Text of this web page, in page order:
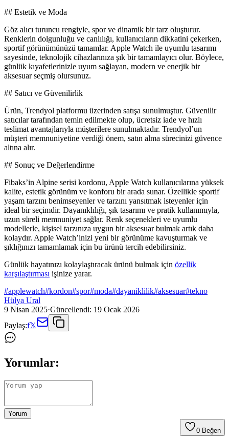
## Estetik ve Moda
Göz alıcı turuncu rengiyle, spor ve dinamik bir tarz oluşturur.
Renklerin dolgunluğu ve canlılığı, kullanıcıların dikkatini çekerken,
sportif görünümünüzü tamamlar. Apple Watch ile uyumlu tasarımı
sayesinde, teknolojik cihazlarınıza şık bir tamamlayıcı olur. Böylece,
günlük kıyafetlerinizle uyum sağlayan, modern ve enerjik bir
aksesuar seçmiş olursunuz.
## Satıcı ve Güvenilirlik
Ürün, Trendyol platformu üzerinden satışa sunulmuştur. Güvenilir
satıcılar tarafından temin edilmekte olup, ücretsiz iade ve hızlı
teslimat avantajlarıyla müşterilere sunulmaktadır. Trendyol’un
müşteri memnuniyetine verdiği önem, satın alma sürecinizi güvence
altına alır.
## Sonuç ve Değerlendirme
Fibaks’in Alpine serisi kordonu, Apple Watch kullanıcılarına yüksek
kalite, estetik görünüm ve konforu bir arada sunar. Özellikle sportif
yaşam tarzını benimseyenler ve tarzını yansıtmak isteyenler için
ideal bir seçimdir. Dayanıklılığı, şık tasarımı ve pratik kullanımıyla,
uzun süreli memnuniyet sağlar. Renk seçenekleri ve uyumlu
modellerle, kişisel tarzınıza uygun bir aksesuar bulmak artık daha
kolaydır. Apple Watch’inizi yeni bir görünüme kavuşturmak ve
şıklığınızı tamamlamak için bu ürünü tercih edebilirsiniz.
Günlük hayatınızı kolaylaştıracak ürünü bulmak için özellik
karşılaştırması işinize yarar.
#applewatch#kordon#spor#moda#dayaniklilik#aksesuar#tekno
Hülya Ural
9 Nisan 2025·Güncellendi: 19 Ocak 2026
Paylaş:f𝕏
Yorumlar:
Yorum
0 Beğen